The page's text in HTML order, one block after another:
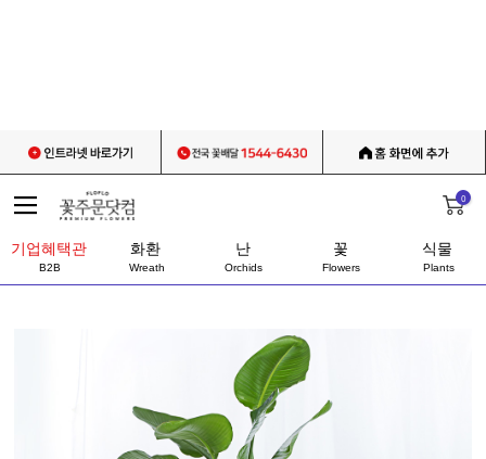
0
기업혜택관
B2B
화환
Wreath
난
Orchids
꽃
Flowers
식물
Plants